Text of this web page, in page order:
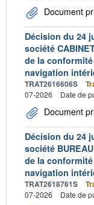
Document
Décision du 24
société
de la
navigation
TRAT2616606S
07-2026
Date de
Document
Décision du 24
société
de la
navigation
TRAT2618761S
07-2026
Date de